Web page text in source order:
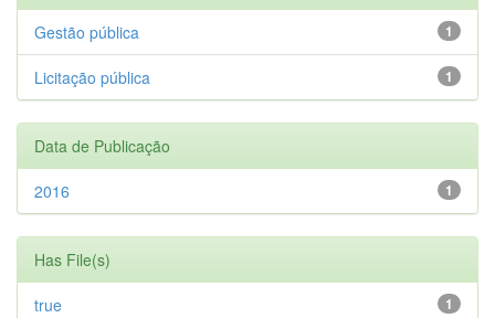
1
Gestão pública
1
Licitação pública
Data de Publicação
1
2016
Has File(s)
1
true